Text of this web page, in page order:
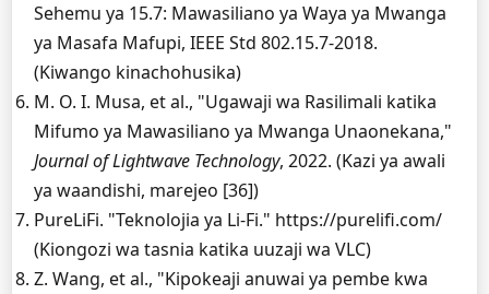
Sehemu ya 15.7: Mawasiliano ya Waya ya Mwanga
ya Masafa Mafupi, IEEE Std 802.15.7-2018.
(Kiwango kinachohusika)
M. O. I. Musa, et al., "Ugawaji wa Rasilimali katika
Mifumo ya Mawasiliano ya Mwanga Unaonekana,"
Journal of Lightwave Technology, 2022. (Kazi ya awali
ya waandishi, marejeo [36])
PureLiFi. "Teknolojia ya Li-Fi." https://purelifi.com/
(Kiongozi wa tasnia katika uuzaji wa VLC)
Z. Wang, et al., "Kipokeaji anuwai ya pembe kwa